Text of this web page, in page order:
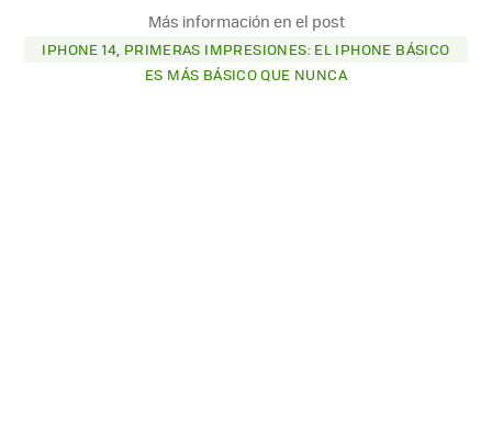
Más información en el post
IPHONE 14, PRIMERAS IMPRESIONES: EL IPHONE BÁSICO
ES MÁS BÁSICO QUE NUNCA